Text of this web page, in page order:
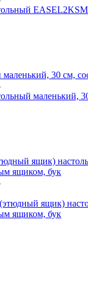
30 см,
ящик)
ящиком, бук